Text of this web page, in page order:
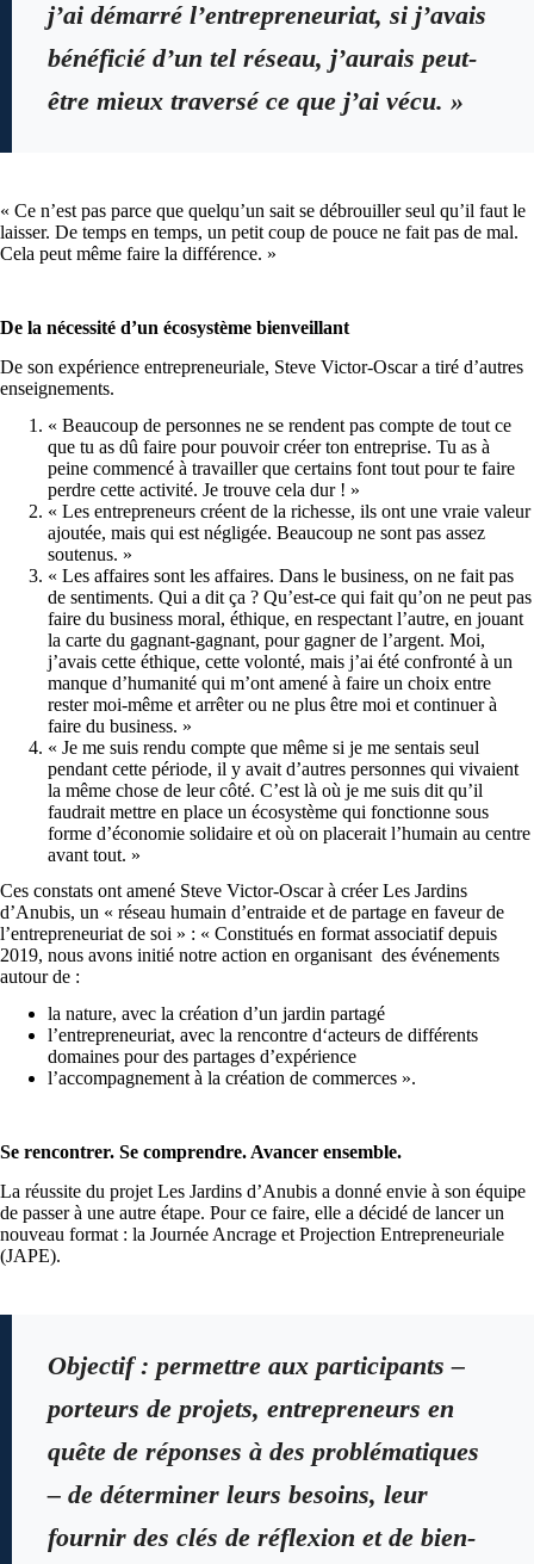
j’ai démarré l’entrepreneuriat, si j’avais
bénéficié d’un tel réseau, j’aurais peut-
être mieux traversé ce que j’ai vécu. »
« Ce n’est pas parce que quelqu’un sait se débrouiller seul qu’il faut le
laisser. De temps en temps, un petit coup de pouce ne fait pas de mal.
Cela peut même faire la différence. »
De la nécessité d’un écosystème bienveillant
De son expérience entrepreneuriale, Steve Victor-Oscar a tiré d’autres
enseignements.
« Beaucoup de personnes ne se rendent pas compte de tout ce
que tu as dû faire pour pouvoir créer ton entreprise. Tu as à
peine commencé à travailler que certains font tout pour te faire
perdre cette activité. Je trouve cela dur ! »
« Les entrepreneurs créent de la richesse, ils ont une vraie valeur
ajoutée, mais qui est négligée. Beaucoup ne sont pas assez
soutenus. »
« Les affaires sont les affaires. Dans le business, on ne fait pas
de sentiments. Qui a dit ça ? Qu’est-ce qui fait qu’on ne peut pas
faire du business moral, éthique, en respectant l’autre, en jouant
la carte du gagnant-gagnant, pour gagner de l’argent. Moi,
j’avais cette éthique, cette volonté, mais j’ai été confronté à un
manque d’humanité qui m’ont amené à faire un choix entre
rester moi-même et arrêter ou ne plus être moi et continuer à
faire du business. »
« Je me suis rendu compte que même si je me sentais seul
pendant cette période, il y avait d’autres personnes qui vivaient
la même chose de leur côté. C’est là où je me suis dit qu’il
faudrait mettre en place un écosystème qui fonctionne sous
forme d’économie solidaire et où on placerait l’humain au centre
avant tout. »
Ces constats ont amené Steve Victor-Oscar à créer Les Jardins
d’Anubis, un « réseau humain d’entraide et de partage en faveur de
l’entrepreneuriat de soi » : « Constitués en format associatif depuis
2019, nous avons initié notre action en organisant des événements
autour de :
la nature, avec la création d’un jardin partagé
l’entrepreneuriat, avec la rencontre d‘acteurs de différents
domaines pour des partages d’expérience
l’accompagnement à la création de commerces ».
Se rencontrer. Se comprendre. Avancer ensemble.
La réussite du projet Les Jardins d’Anubis a donné envie à son équipe
de passer à une autre étape. Pour ce faire, elle a décidé de lancer un
nouveau format : la Journée Ancrage et Projection Entrepreneuriale
(JAPE).
Objectif : permettre aux participants –
porteurs de projets, entrepreneurs en
quête de réponses à des problématiques
– de déterminer leurs besoins, leur
fournir des clés de réflexion et de bien-